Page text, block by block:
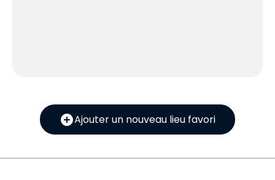
add_circleAjouter un nouveau lieu favori